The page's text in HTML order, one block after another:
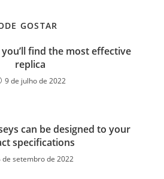
GOSTAR
find the most effective
replica
9 de julho de 2022
can be designed to your
specifications
de setembro de 2022